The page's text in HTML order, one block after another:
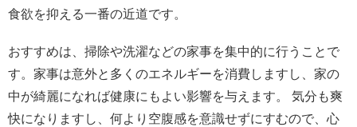
食欲を抑える一番の近道です。
おすすめは、掃除や洗濯などの家事を集中的に行うことで
す。家事は意外と多くのエネルギーを消費しますし、家の
中が綺麗になれば健康にもよい影響を与えます。 気分も爽
快になりますし、何より空腹感を意識せずにすむので、心